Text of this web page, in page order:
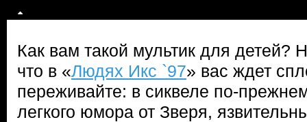
Как вам такой мультик для
что в «Людях Икс `97» вас ждет
переживайте: в сиквеле по-
легкого юмора от Зверя,